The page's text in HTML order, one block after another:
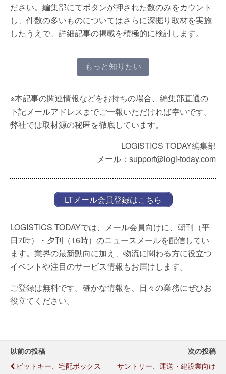
ださい。編集部にてボタンが押された数のみをカウント
し、件数の多いものについてはさらに深掘り取材を実施
したうえで、詳細記事の掲載を積極的に検討します。
もっと知りたい
※本記事の関連情報などをお持ちの場合、編集部直通の
下記メールアドレスまでご一報いただければ幸いです。
弊社では取材源の秘匿を徹底しています。
LOGISTICS TODAY編集部
メール：support@logi-today.com
LTメール会員登録はこちら
LOGISTICS TODAYでは、メール会員向けに、朝刊（平
日7時）・夕刊（16時）のニュースメールを配信してい
ます。業界の最新動向に加え、物流に関わる方に役立つ
イベントや注目のサービス情報もお届けします。
ご登録は無料です。確かな情報を、日々の業務にぜひお
役立てください。
以前の投稿
ビットキー、宅配ボックス
次の投稿
サントリー、運送・建設業向け